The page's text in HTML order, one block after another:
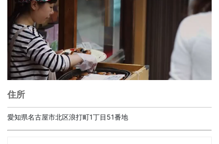
住所
愛知県名古屋市北区浪打町1丁目51番地